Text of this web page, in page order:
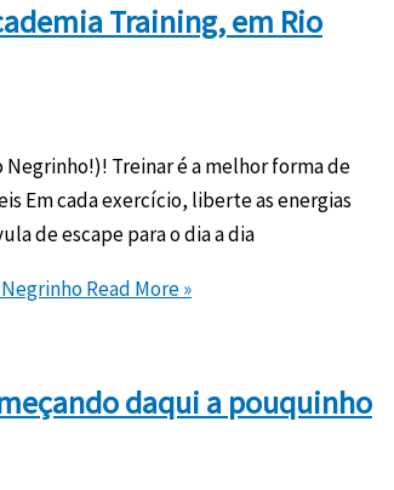
Training, em Rio
Negrinho!)! Treinar é a melhor forma de
Em cada exercício, liberte as energias
de escape para o dia a dia
Read More »
daqui a pouquinho